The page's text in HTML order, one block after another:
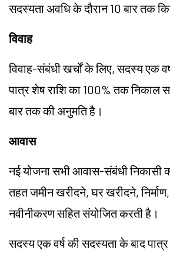
सदस्यता अवधि के दौरान 10 बार तक
विवाह
विवाह-संबंधी खर्चों के लिए, सदस्य एक
पात्र शेष राशि का 100% तक निकाल
बार तक की अनुमति है।
आवास
नई योजना सभी आवास-संबंधी निकासी
तहत जमीन खरीदने, घर खरीदने,
नवीनीकरण सहित संयोजित करती है।
सदस्य एक वर्ष की सदस्यता के बाद